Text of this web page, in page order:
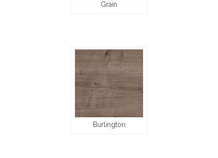
Grain
Burlington